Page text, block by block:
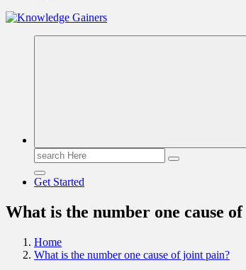
Read & Spread
Search
for:
Get Started
What is the number one cause
Home
What is the number one cause of joint pain?